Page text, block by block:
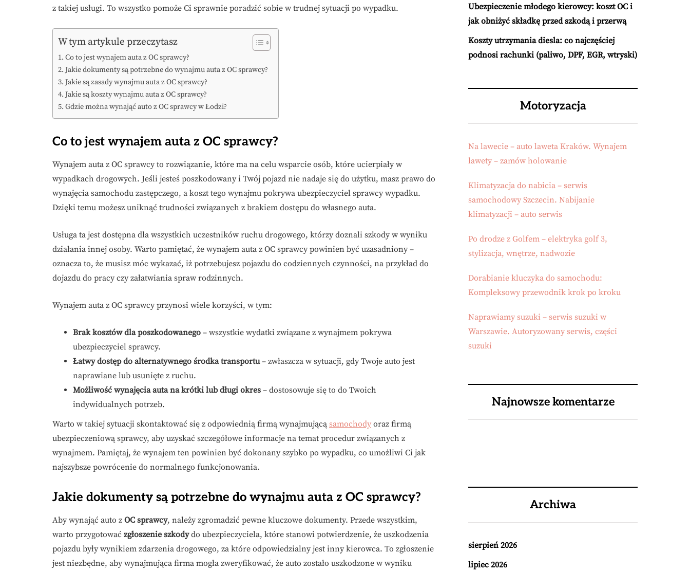
z takiej usługi. To wszystko pomoże Ci sprawnie poradzić sobie w trudnej sytuacji po wypadku.
W tym artykule przeczytasz
Co to jest wynajem auta z OC sprawcy?
Jakie dokumenty są potrzebne do wynajmu auta z OC sprawcy?
Jakie są zasady wynajmu auta z OC sprawcy?
Jakie są koszty wynajmu auta z OC sprawcy?
Gdzie można wynająć auto z OC sprawcy w Łodzi?
Co to jest wynajem auta z OC sprawcy?
Wynajem auta z OC sprawcy to rozwiązanie, które ma na celu wsparcie osób, które ucierpiały w
wypadkach drogowych. Jeśli jesteś poszkodowany i Twój pojazd nie nadaje się do użytku, masz prawo do
wynajęcia samochodu zastępczego, a koszt tego wynajmu pokrywa ubezpieczyciel sprawcy wypadku.
Dzięki temu możesz uniknąć trudności związanych z brakiem dostępu do własnego auta.
Usługa ta jest dostępna dla wszystkich uczestników ruchu drogowego, którzy doznali szkody w wyniku
działania innej osoby. Warto pamiętać, że wynajem auta z OC sprawcy powinien być uzasadniony –
oznacza to, że musisz móc wykazać, iż potrzebujesz pojazdu do codziennych czynności, na przykład do
dojazdu do pracy czy załatwiania spraw rodzinnych.
Wynajem auta z OC sprawcy przynosi wiele korzyści, w tym:
Brak kosztów dla poszkodowanego – wszystkie wydatki związane z wynajmem pokrywa
ubezpieczyciel sprawcy.
Łatwy dostęp do alternatywnego środka transportu– zwłaszcza w sytuacji, gdy Twoje auto jest
naprawiane lub usunięte z ruchu.
Możliwość wynajęcia auta na krótki lub długi okres – dostosowuje się to do Twoich
indywidualnych potrzeb.
Warto w takiej sytuacji skontaktować się z odpowiednią firmą wynajmującą samochody oraz firmą
ubezpieczeniową sprawcy, aby uzyskać szczegółowe informacje na temat procedur związanych z
wynajmem. Pamiętaj, że wynajem ten powinien być dokonany szybko po wypadku, co umożliwi Ci jak
najszybsze powrócenie do normalnego funkcjonowania.
Jakie dokumenty są potrzebne do wynajmu auta z OC sprawcy?
Aby wynająć auto z OC sprawcy, należy zgromadzić pewne kluczowe dokumenty. Przede wszystkim,
warto przygotować zgłoszenie szkodydo ubezpieczyciela, które stanowi potwierdzenie, że uszkodzenia
pojazdu były wynikiem zdarzenia drogowego, za które odpowiedzialny jest inny kierowca. To zgłoszenie
jest niezbędne, aby wynajmująca firma mogła zweryfikować, że auto zostało uszkodzone w wyniku
Ubezpieczenie młodego kierowcy: koszt OC i
jak obniżyć składkę przed szkodą i przerwą
Koszty utrzymania diesla: co najczęściej
podnosi rachunki (paliwo, DPF, EGR, wtryski)
Motoryzacja
Na lawecie – auto laweta Kraków. Wynajem
lawety – zamów holowanie
Klimatyzacja do nabicia – serwis
samochodowy Szczecin. Nabijanie
klimatyzacji – auto serwis
Po drodze z Golfem – elektryka golf 3,
stylizacja, wnętrze, nadwozie
Dorabianie kluczyka do samochodu:
Kompleksowy przewodnik krok po kroku
Naprawiamy suzuki – serwis suzuki w
Warszawie. Autoryzowany serwis, części
suzuki
Najnowsze komentarze
Archiwa
sierpień 2026
lipiec 2026